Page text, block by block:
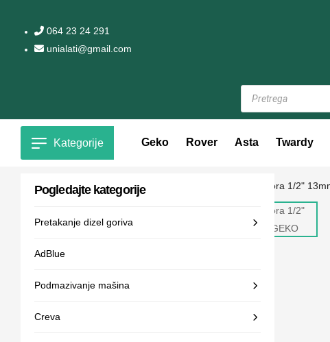
064 23 24 291
unialati@gmail.com
Kategorije
Pogledajte kategorije
Pretakanje dizel goriva
AdBlue
Podmazivanje mašina
Creva
Geko Rover Asta Twardy